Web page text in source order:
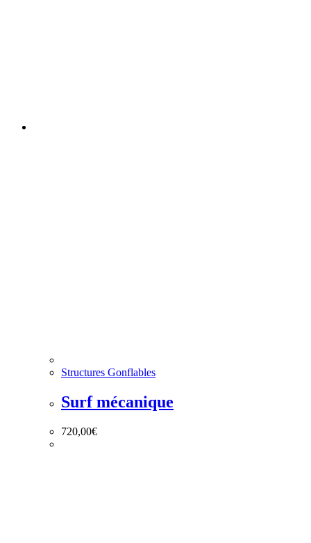
Structures Gonflables
Surf mécanique
720,00€